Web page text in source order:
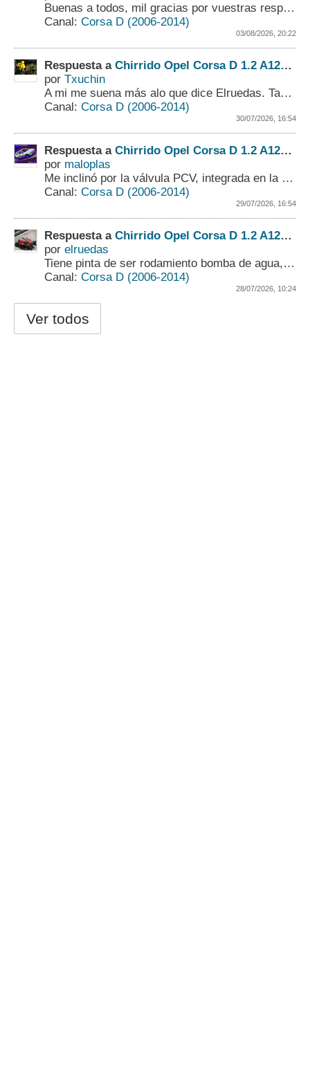
Buenas a todos, mil gracias por vuestras respuestas.
Canal: Corsa D (2006-2014)
03/08/2026, 20:22
Respuesta a Chirrido Opel Corsa D 1.2 A12XER
por Txuchin
A mi me suena más alo que dice Elruedas. También es fácil de probar quitar la correa y arrancar el motor. Se hace así la prueba conjunta.
Canal: Corsa D (2006-2014)
30/07/2026, 16:54
Respuesta a Chirrido Opel Corsa D 1.2 A12XER
por maloplas
Me inclinó por la válvula PCV, integrada en la tapa de balancines. La succión de aire dentro del motor puede que sea lo que está provocando ese sonido....
Canal: Corsa D (2006-2014)
29/07/2026, 16:54
Respuesta a Chirrido Opel Corsa D 1.2 A12XER
por elruedas
Tiene pinta de ser rodamiento bomba de agua, o alternador.
Canal: Corsa D (2006-2014)
28/07/2026, 10:24
Ver todos